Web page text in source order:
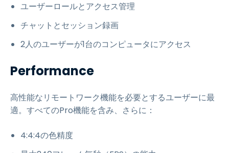
ユーザーロールとアクセス管理
チャットとセッション録画
2人のユーザーが1台のコンピュータにアクセス
Performance
高性能なリモートワーク機能を必要とするユーザーに最
適。すべてのPro機能を含み、さらに：
4:4:4の色精度